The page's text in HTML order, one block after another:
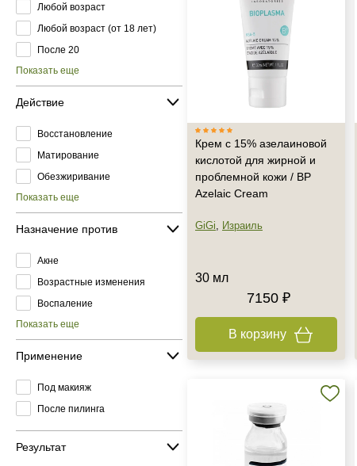
Любой возраст
Любой возраст (от 18 лет)
После 20
Показать еще
Действие
Восстановление
Матирование
Обезжиривание
Показать еще
Назначение против
Акне
Возрастные изменения
Воспаление
Показать еще
Применение
Под макияж
После пилинга
Результат
Крем с 15% азелаиновой
кислотой для жирной и
проблемной кожи / BP
Azelaic Cream
GiGi, Израиль
30 мл
7150 ₽
В корзину